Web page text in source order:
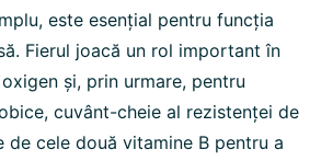
este esențial pentru funcția
Fierul joacă un rol important în
și, prin urmare, pentru
cuvânt-cheie al rezistenței de
de cele două vitamine B pentru a